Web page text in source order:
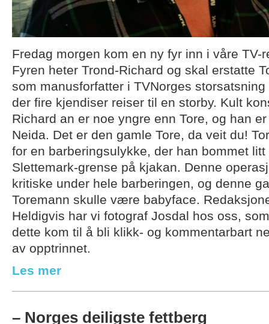
Fredag morgen kom en ny fyr inn i våre TV-
Fyren heter Trond-Richard og skal erstatte
som manusforfatter i TVNorges storsatsning
der fire kjendiser reiser til en storby. Kult
Richard an er noe yngre enn Tore, og han
Neida. Det er den gamle Tore, da veit du!
for en barberingsulykke, der han bommet
Slettemark-grense på kjakan. Denne
kritiske under hele barberingen, og denne
Toremann skulle være babyface.
Heldigvis har vi fotograf Josdal hos oss,
dette kom til å bli klikk- og kommentarbart
av opptrinnet.
Les mer
– Norges deiligste fettberg